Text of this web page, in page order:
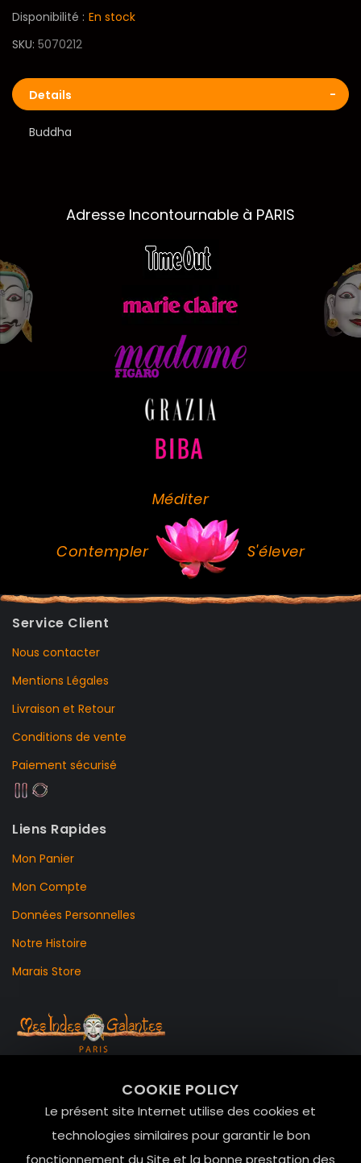
COOKIE POLICY
Le présent site Internet utilise des cookies et
technologies similaires pour garantir le bon
fonctionnement du Site et la bonne prestation des
Disponibilité : En stock
SKU 5070212
Details
Buddha
Adresse Incontournable à PARIS
Méditer
Contempler S'élever
Service Client
Nous contacter
Mentions Légales
Livraison et Retour
Conditions de vente
Paiement sécurisé
Liens Rapides
Mon Panier
Mon Compte
Données Personnelles
Notre Histoire
Marais Store
Le Marais, 75004 Paris
contact@mesindesgalantes.com